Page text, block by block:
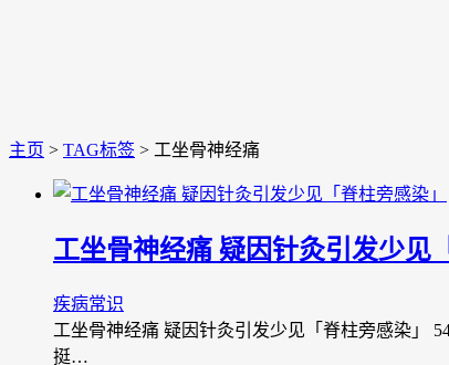
主页 > TAG标签 > 工坐骨神经痛
工坐骨神经痛 疑因针灸引发少见
疾病常识
工坐骨神经痛 疑因针灸引发少见「脊柱旁感染」
挺…